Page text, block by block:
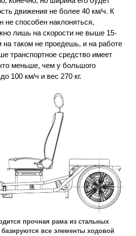
движения не более 40 км/ч. К
не способен наклоняться,
лишь на скорости не выше 15-
таком не проедешь, и на работе
транспортное средство имеет
меньше, чем у большого
100 км/ч и вес 270 кг.
прочная рама из стальных
все элементы ходовой